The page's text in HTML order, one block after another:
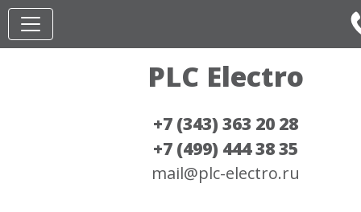
PLC Electro
+7 (343) 363 20 28
+7 (499) 444 38 35
mail@plc-electro.ru